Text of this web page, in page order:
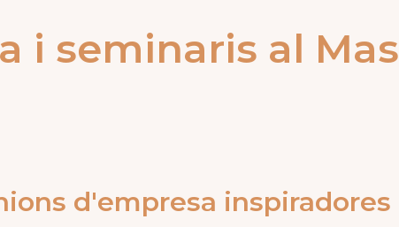
i seminaris al Mas
d'empresa inspiradores